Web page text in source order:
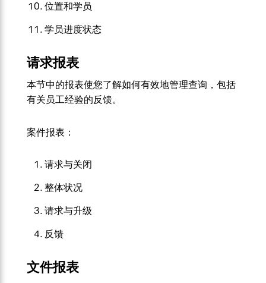
位置和学员
学员进度状态
请求报表
本节中的报表使您了解如何有效地管理查询，包括
有关员工经验的反馈。
案件报表：
请求与关闭
整体状况
请求与升级
反馈
文件报表